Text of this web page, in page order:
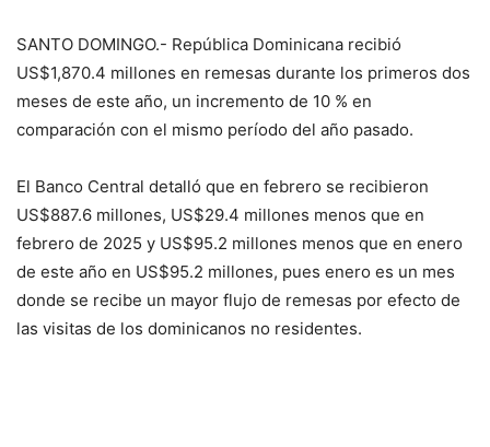
SANTO DOMINGO.- República Dominicana recibió
US$1,870.4 millones en remesas durante los primeros dos
meses de este año, un incremento de 10 % en
comparación con el mismo período del año pasado.
El Banco Central detalló que en febrero se recibieron
US$887.6 millones, US$29.4 millones menos que en
febrero de 2025 y US$95.2 millones menos que en enero
de este año en US$95.2 millones, pues enero es un mes
donde se recibe un mayor flujo de remesas por efecto de
las visitas de los dominicanos no residentes.